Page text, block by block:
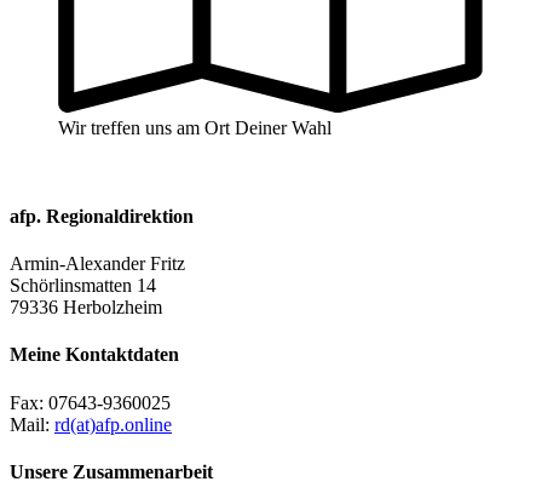
Wir treffen uns am Ort Deiner Wahl
afp. Regionaldirektion
Armin-Alexander Fritz
Schörlinsmatten 14
79336 Herbolzheim
Meine Kontaktdaten
Fax: 07643-9360025
Mail: rd(at)afp.online
Unsere Zusammenarbeit